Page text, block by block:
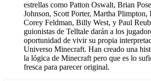
estrellas como Patton Oswalt, Brian
Johnson, Scott Porter, Martha Plimpton,
Corey Feldman, Billy West, y Paul
guionistas de Telltale darán a los
oportunidad de vivir su propia
Universo Minecraft. Han creado una
la lógica de Minecraft pero que es lo
fresca para parecer original.